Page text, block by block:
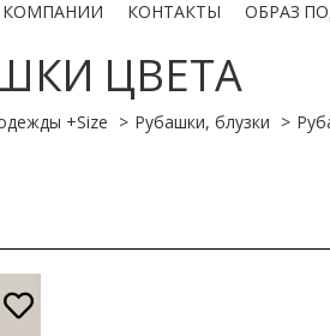
КОМПАНИИ КОНТАКТЫ ОБРАЗ
ЦВЕТА
+Size Рубашки, блузки